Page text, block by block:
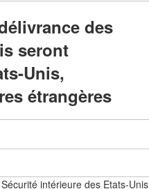
des
seront
Unis,
étrangères